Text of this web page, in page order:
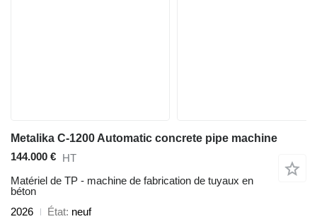
Metalika C-1200 Automatic concrete pipe machine
144.000 € HT
Matériel de TP - machine de fabrication de tuyaux en
béton
2026
État neuf